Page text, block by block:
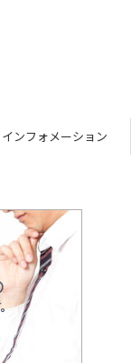
インフォメーション